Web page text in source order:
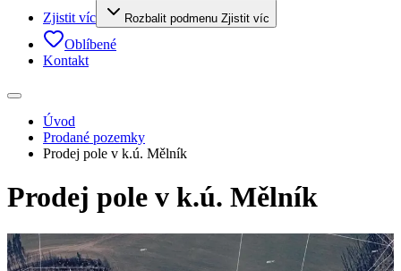
Zjistit víc Rozbalit podmenu Zjistit víc
Oblíbené
Kontakt
Úvod
Prodané pozemky
Prodej pole v k.ú. Mělník
Prodej pole v k.ú. Mělník